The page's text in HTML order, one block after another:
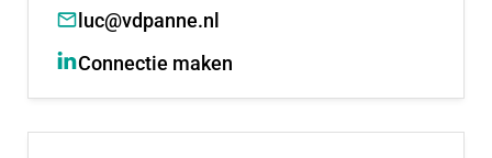
middelbaar onderwijs zijn er in de nabije omgeving
Nieuwerkerk en het Emmaus College in Rotterdam.
Op culinair gebied zijn Guay, Brasserie Lookies en
L’Italiano populaire hotspots. Voor de lekkerste
luc@vdpanne.nl
Connectie maken